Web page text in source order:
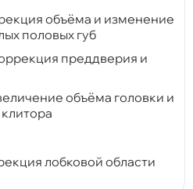
объёма и изменение
половых губ
преддверия и
объёма головки и
лобковой области